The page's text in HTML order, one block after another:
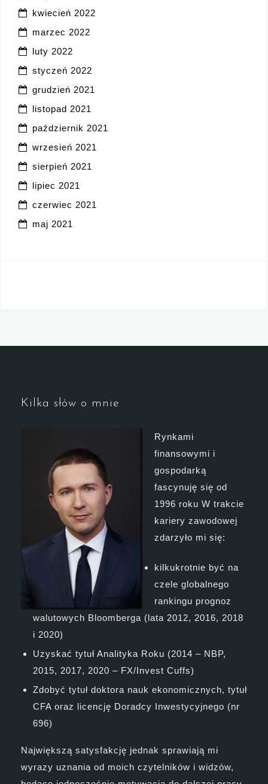
kwiecień 2022
marzec 2022
luty 2022
styczeń 2022
grudzień 2021
listopad 2021
październik 2021
wrzesień 2021
sierpień 2021
lipiec 2021
czerwiec 2021
maj 2021
Kilka słów o mnie
Rynkami
finansowymi i
gospodarką
fascynuję się od
1996 roku W trakcie
kariery zawodowej
zdarzyło mi się:
kilkukrotnie być na
czele globalnego
rankingu prognoz
walutowych Bloomberga (lata 2012, 2016, 2018
i 2020)
Uzyskać tytuł Analityka Roku (2014 – NBP,
2015, 2017, 2020 – FX/Invest Cuffs)
Zdobyć tytuł doktora nauk ekonomicznych, tytuł
CFA oraz licencję Doradcy Inwestycyjnego (nr
696)
Największą satysfakcję jednak sprawiają mi
wyrazy uznania od moich czytelników i widzów,